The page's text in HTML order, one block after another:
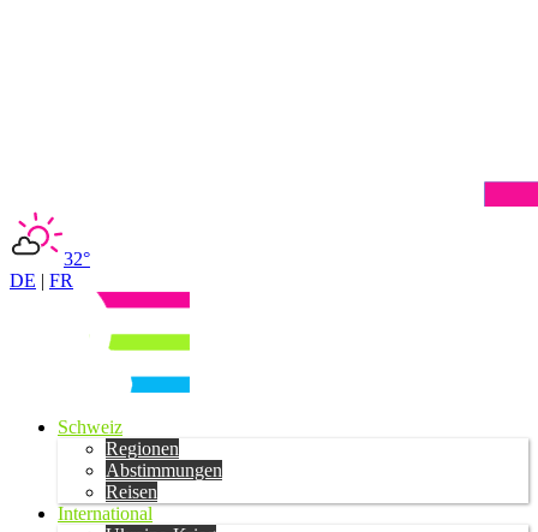
32°
DE | FR
Schweiz
Regionen
Abstimmungen
Reisen
International